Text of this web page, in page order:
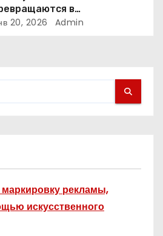
в
платформы
20, 2026 Admin
рекламы,
искусственного